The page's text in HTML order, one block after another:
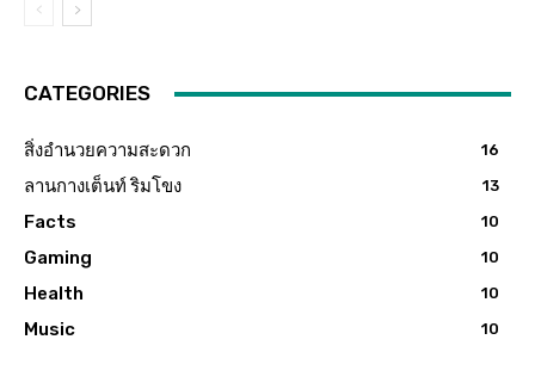
CATEGORIES
สิ่งอำนวยความสะดวก 16
ลานกางเต็นท์ ริมโขง 13
Facts 10
Gaming 10
Health 10
Music 10